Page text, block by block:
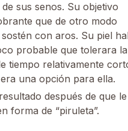
sus senos. Su objetivo
que de otro modo
con aros. Su piel
probable que tolerara
relativamente
una opción para ella.
después de que
forma de “piruleta”.